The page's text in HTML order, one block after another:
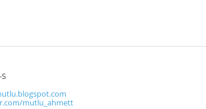
mutlu_ahmett